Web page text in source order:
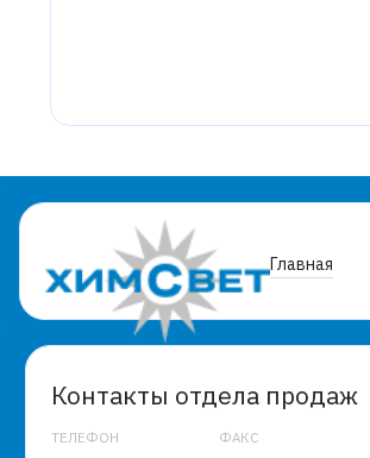
Главная
Контакты отдела продаж
ТЕЛЕФОН ФАКС